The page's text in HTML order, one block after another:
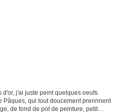
j'ai juste peint quelques oeufs
Pâques, qui tout doucement prennnent
de fond de pot de peinture, petit